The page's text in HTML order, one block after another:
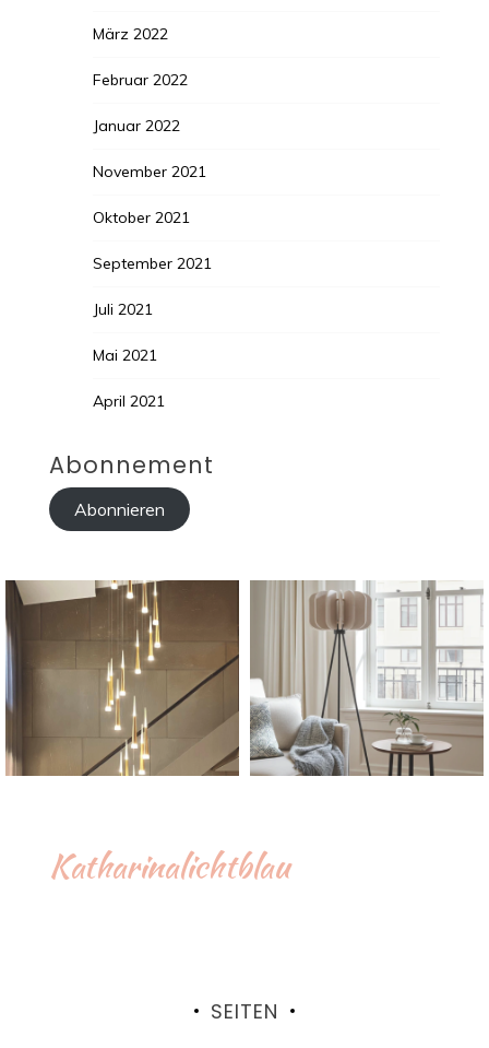
März 2022
Februar 2022
Januar 2022
November 2021
Oktober 2021
September 2021
Juli 2021
Mai 2021
April 2021
Abonnement
Abonnieren
Katharinalichtblau
SEITEN